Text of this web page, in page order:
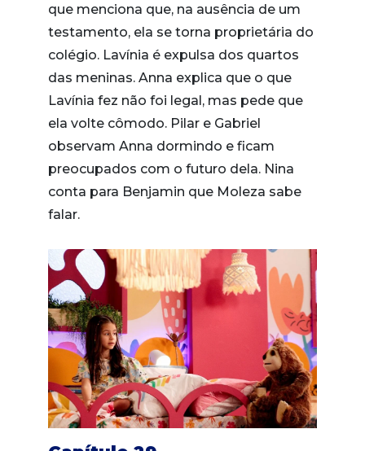
que menciona que, na ausência de um
testamento, ela se torna proprietária do
colégio. Lavínia é expulsa dos quartos
das meninas. Anna explica que o que
Lavínia fez não foi legal, mas pede que
ela volte cômodo. Pilar e Gabriel
observam Anna dormindo e ficam
preocupados com o futuro dela. Nina
conta para Benjamin que Moleza sabe
falar.